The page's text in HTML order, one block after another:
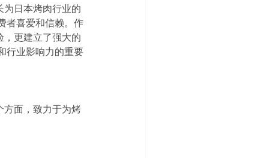
为日本烤肉行业的
者喜爱和信赖。作
，更建立了强大的
行业影响力的重要
方面，致力于为烤